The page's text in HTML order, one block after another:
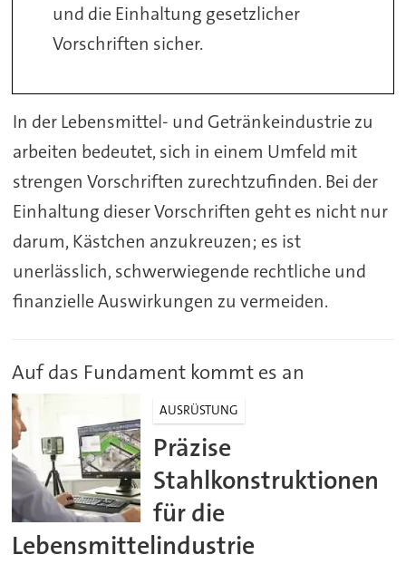
und die Einhaltung gesetzlicher
Vorschriften sicher.
In der Lebensmittel- und Getränkeindustrie zu
arbeiten bedeutet, sich in einem Umfeld mit
strengen Vorschriften zurechtzufinden. Bei der
Einhaltung dieser Vorschriften geht es nicht nur
darum, Kästchen anzukreuzen; es ist
unerlässlich, schwerwiegende rechtliche und
finanzielle Auswirkungen zu vermeiden.
Auf das Fundament kommt es an
AUSRÜSTUNG
Präzise
Stahlkonstruktionen
für die
Lebensmittelindustrie